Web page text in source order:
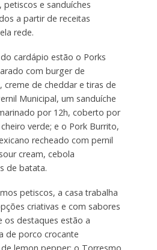
e sanduíches
a partir de receitas
rede.
cardápio estão o Porks
com burger de
creme de cheddar e tiras de
Municipal, um sanduíche
por 12h, coberto por
verde; e o Pork Burrito,
recheado com pernil
cream, cebola
de batata.
petiscos, a casa trabalha
criativas e com sabores
os destaques estão a
de porco crocante